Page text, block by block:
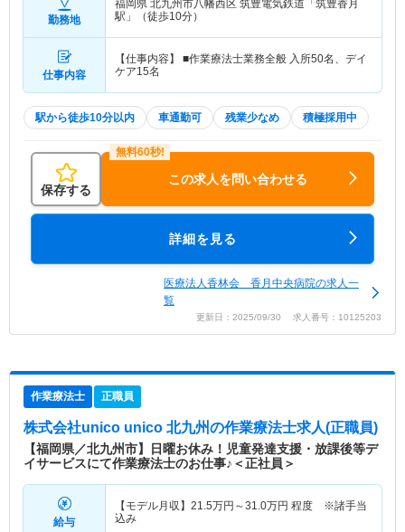
勤務地
福岡県 北九州市八幡西区 筑豊電気鉄道「筑豊香月
駅」（徒歩10分）
仕事内容
【仕事内容】 ■作業療法士業務全般 入所50名、デイ
ケア15名
駅から徒歩10分以内 車通勤可 残業少なめ 積極採用中
保存する
この求人を問い合わせる
詳細を見る
医療法人香林会 香月中央病院の求人一
覧
更新日：2025/09/30 求人番号：10125203
作業療法士 正職員
株式会社unico unico 北九州の作業療法士求人(正職員)
【福岡県／北九州市】日曜お休み！児童発達支援・放課後等デ
イサービスにて作業療法士のお仕事♪＜正社員＞
給与
【モデル月収】 21.5万円～31.0万円 程度 ※諸手当
込み